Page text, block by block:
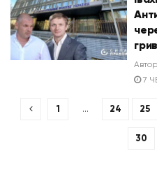
7
1 … 24 25
30